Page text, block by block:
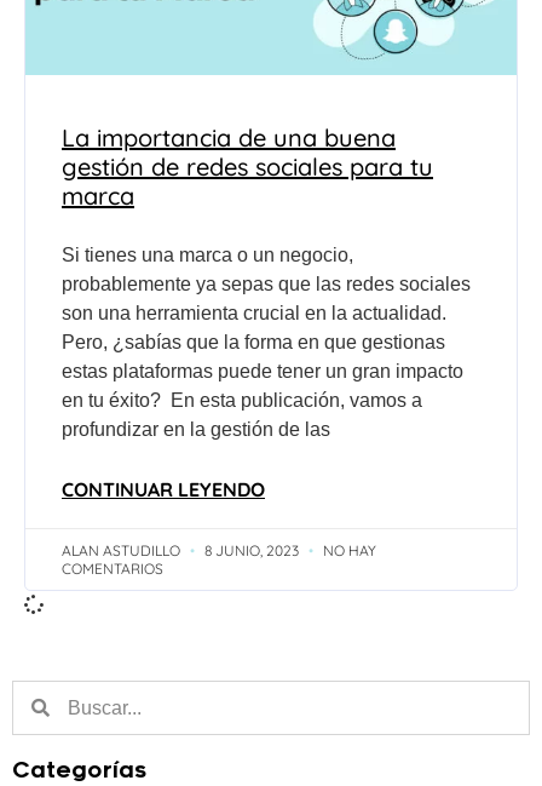
La importancia de una buena
gestión de redes sociales para tu
marca
Si tienes una marca o un negocio,
probablemente ya sepas que las redes sociales
son una herramienta crucial en la actualidad.
Pero, ¿sabías que la forma en que gestionas
estas plataformas puede tener un gran impacto
en tu éxito? En esta publicación, vamos a
profundizar en la gestión de las
CONTINUAR LEYENDO
ALAN ASTUDILLO 8 JUNIO, 2023
NO HAY
COMENTARIOS
Categorías